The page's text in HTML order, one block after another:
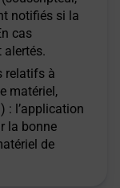
notifiés si la
cas
alertés.
relatifs à
matériel,
: l’application
la bonne
de